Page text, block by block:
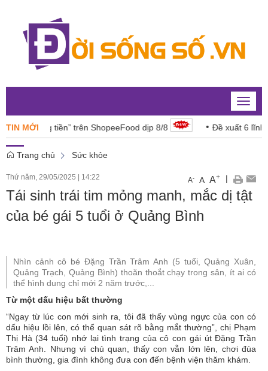
Toggle
TIN MỚItiền” trên ShopeeFood dịp 8/8 Đề xuất 6 lĩnh vực
Trang chủ Sức khỏe
Thứ năm, 29/05/2025 14:22 A- A A+ |
Tái sinh trái tim mỏng manh, mắc dị tật
của bé gái 5 tuổi ở Quảng Bình
Nhìn cảnh cô bé Đặng Trần Trâm Anh (5 tuổi, Quảng Xuân,
Quảng Trạch, Quảng Bình) thoăn thoắt chạy trong sân, ít ai có
thể hình dung chỉ mới 2 năm trước,...
Từ một dấu hiệu bất thường
“Ngay từ lúc con mới sinh ra, tôi đã thấy vùng ngực của con có
dấu hiệu lồi lên, có thể quan sát rõ bằng mắt thường”, chị Phạm
Thị Hà (34 tuổi) nhớ lại tình trạng của cô con gái út Đặng Trần
Trâm Anh. Nhưng vì chủ quan, thấy con vẫn lớn lên, chơi đùa
bình thường, gia đình không đưa con đến bệnh viện thăm khám.